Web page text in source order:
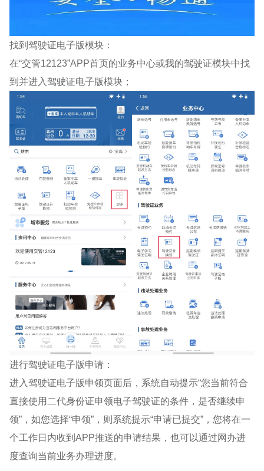
找到驾驶证电子版模块：
在“交管12123”APP首页的业务中心或我的驾驶证模块中找
到并进入驾驶证电子版模块；
进行驾驶证电子版申请：
进入驾驶证电子版申领页面后，系统自动提示“您当前符合
直接使用二代身份证申领电子驾驶证的条件，是否继续申
领”，如您选择“申领”，则系统提示“申请已提交”，您将在一
个工作日内收到APP推送的申请结果，也可以通过网办进
度查询当前业务办理进度。